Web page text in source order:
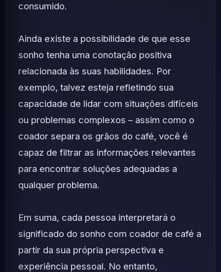
consumido.
Ainda existe a possibilidade de que esse
sonho tenha uma conotação positiva
relacionada às suas habilidades. Por
exemplo, talvez esteja refletindo sua
capacidade de lidar com situações difíceis
ou problemas complexos – assim como o
coador separa os grãos do café, você é
capaz de filtrar as informações relevantes
para encontrar soluções adequadas a
qualquer problema.
Em suma, cada pessoa interpretará o
significado do sonho com coador de café a
partir da sua própria perspectiva e
experiência pessoal. No entanto,